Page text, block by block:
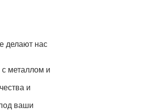
делают нас
металлом и
и
ваши